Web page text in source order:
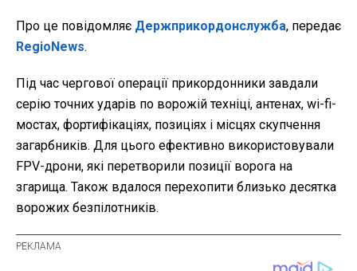
Про це повідомляє Держприкордонслужба, передає
RegioNews.
Під час чергової операції прикордонники завдали
серію точних ударів по ворожій техніці, антенах, wi-fi-
мостах, фортифікаціях, позиціях і місцях скупчення
загарбників. Для цього ефективно використовували
FPV-дрони, які перетворили позиції ворога на
згарища. Також вдалося перехопити близько десятка
ворожих безпілотників.